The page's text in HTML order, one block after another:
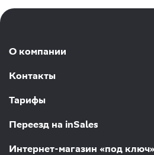
О компании
Контакты
Тарифы
Переезд на inSales
Интернет-магазин «под ключ»